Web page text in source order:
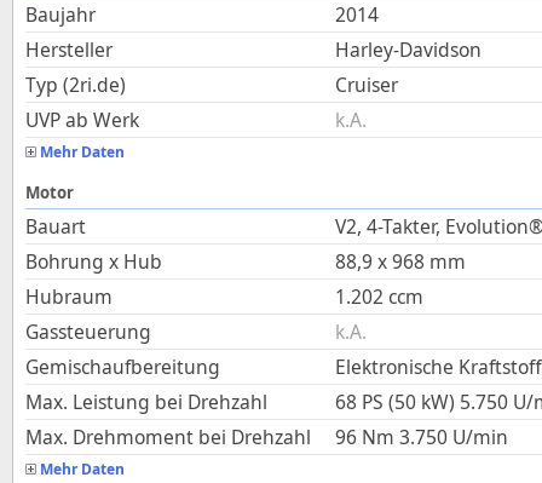
Baujahr
2014
Hersteller
Harley-Davidson
Typ (2ri.de)
Cruiser
UVP ab Werk
k.A.
Mehr Daten
Motor
Bauart
V2, 4-Takter,
Bohrung x Hub
88,9 x968 mm
Hubraum
1.202 ccm
Gassteuerung
k.A.
Gemischaufbereitung
Elektronische
Max. Leistung bei Drehzahl
68 PS (50 kW) 5.750 U/
Max. Drehmoment bei Drehzahl
96 Nm 3.750 U/min
Mehr Daten